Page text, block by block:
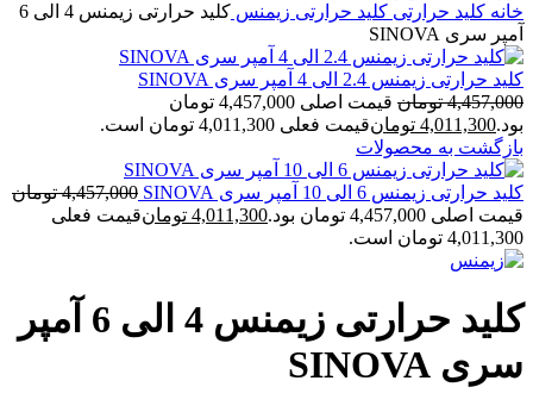
خانه کلید حرارتی کلید حرارتی زیمنس
کلید حرارتی زیمنس 4 الی 6
آمپر سری SINOVA
کلید حرارتی زیمنس 2.4 الی 4 آمپر سری SINOVA
4,457,000 تومان
قیمت اصلی 4,457,000 تومان
بود.4,011,300 تومانقیمت فعلی 4,011,300 تومان است.
بازگشت به محصولات
کلید حرارتی زیمنس 6 الی 10 آمپر سری SINOVA 4,457,000 تومان
قیمت اصلی 4,457,000 تومان بود.
4,011,300 تومانقیمت فعلی
4,011,300 تومان است.
کلید حرارتی زیمنس 4 الی 6 آمپر
سری SINOVA